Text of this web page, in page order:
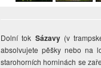
Dolní tok Sázavy(v
absolvujete pěšky nebo na
starohorních horninách se